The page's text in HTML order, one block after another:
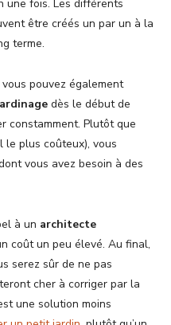
une fois. Les différents
être créés un par un à la
terme.
pouvez également
dès le début de
constamment. Plutôt que
le plus coûteux), vous
vous avez besoin à des
à un architecte
coût un peu élevé. Au final,
serez sûr de ne pas
cher à corriger par la
une solution moins